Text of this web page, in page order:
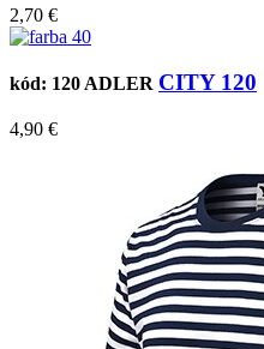
2,70 €
kód: 120 ADLER CITY 120
4,90 €